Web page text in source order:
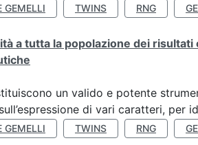
GEMELLI TWINS RNG
a tutta la popolazione dei
un valido e potente
di vari caratteri, per
GEMELLI TWINS RNG